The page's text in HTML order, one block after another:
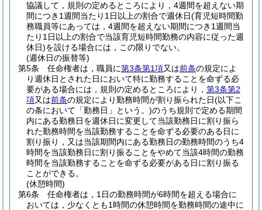
協議して，規則の定めるところにより，4週間を超えない期
間につき1週間当たり1日以上の割合で週休日(育児短時間勤
務職員等にあっては，4週間を超えない期間につき1週間当
たり1日以上の割合で当該育児短時間勤務の内容に従った週
休日)を設ける場合には，この限りでない。
(週休日の振替等)
第5条
任命権者は，職員に第3条第1項又は前条の規定によ
り週休日とされた日において特に勤務することを命ずる必
要がある場合には，規則の定めるところにより， 第3条第2
項又は前条の規定により勤務時間が割り振られた日(以下こ
の条において「勤務日」という。)のうち規則で定める期間
内にある勤務日を週休日に変更して当該勤務日に割り振ら
れた勤務時間を当該勤務することを命ずる必要のある日に
割り振り，又は当該期間内にある勤務日の勤務時間のうち4
時間を当該勤務日に割り振ることをやめて当該4時間の勤務
時間を当該勤務することを命ずる必要がある日に割り振る
ことができる。
(休憩時間)
第6条
任命権者は，1日の勤務時間が6時間を超える場合に
おいては，少なくとも1時間の休憩時間を勤務時間の途中に